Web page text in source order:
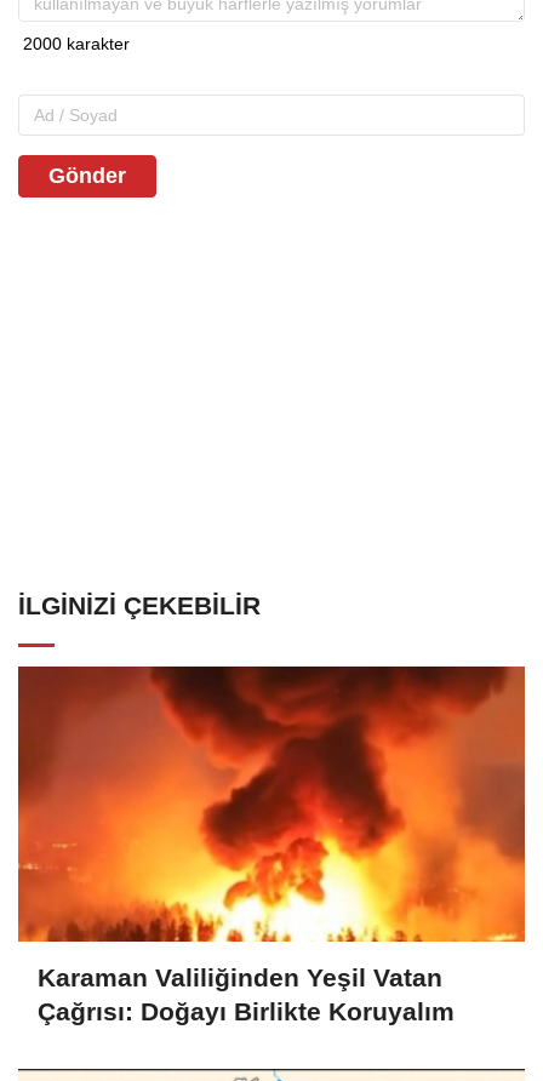
Gönder
İLGINIZI ÇEKEBILIR
Karaman Valiliğinden Yeşil Vatan
Çağrısı: Doğayı Birlikte Koruyalım